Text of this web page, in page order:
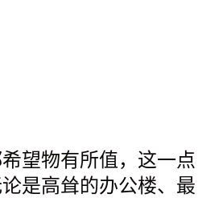
望物有所值，这一点
是高耸的办公楼、最